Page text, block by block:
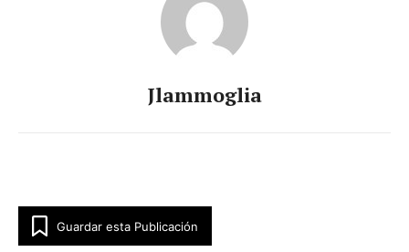
Jlammoglia
Guardar esta Publicación